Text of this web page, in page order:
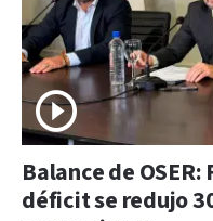
Balance de
déficit se redujo